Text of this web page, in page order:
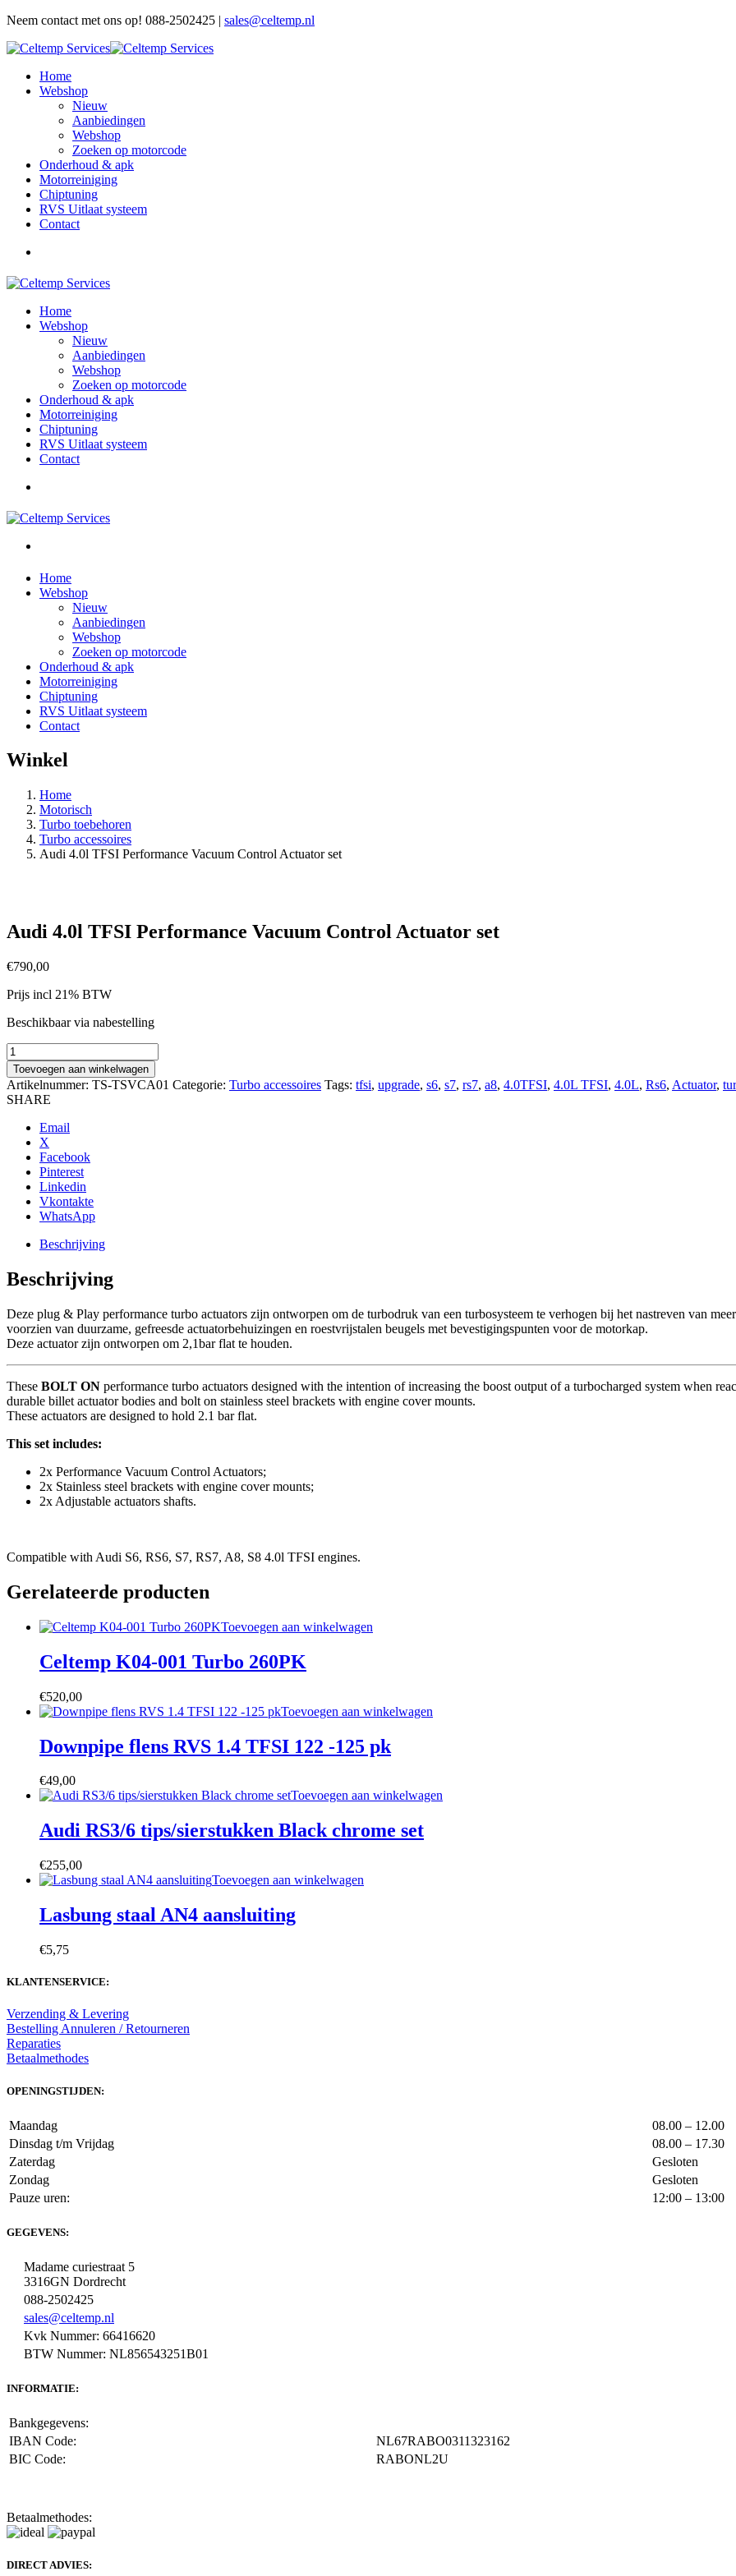
Neem contact met ons op! 088-2502425 | sales@celtemp.nl
Home
Webshop
Nieuw
Aanbiedingen
Webshop
Zoeken op motorcode
Onderhoud & apk
Motorreiniging
Chiptuning
RVS Uitlaat systeem
Contact
Home
Webshop
Nieuw
Aanbiedingen
Webshop
Zoeken op motorcode
Onderhoud & apk
Motorreiniging
Chiptuning
RVS Uitlaat systeem
Contact
Home
Webshop
Nieuw
Aanbiedingen
Webshop
Zoeken op motorcode
Onderhoud & apk
Motorreiniging
Chiptuning
RVS Uitlaat systeem
Contact
Winkel
Home
Motorisch
Turbo toebehoren
Turbo accessoires
Audi 4.0l TFSI Performance Vacuum Control Actuator set
Audi 4.0l TFSI Performance Vacuum Control Actuator set
€790,00
Prijs incl 21% BTW
Beschikbaar via nabestelling
Audi
4.0l
TFSI
Performance
Vacuum
Control
Actuator
aantal
Toevoegen aan winkelwagen
Artikelnummer: TS-TSVCA01 Categorie: Turbo accessoires Tags: tfsi, upgrade, s6, s7, rs7, a8, 4.0TFSI, 4.0L TFSI, 4.0L, Rs6, Actuator,
SHARE
Email
X
Facebook
Pinterest
Linkedin
Vkontakte
WhatsApp
Beschrijving
Beschrijving
Deze plug & Play performance turbo actuators zijn ontworpen om de turbodruk van een turbosysteem te verhogen bij het nastreven van
voorzien van duurzame, gefreesde actuatorbehuizingen en roestvrijstalen beugels met bevestigingspunten voor de motorkap.
Deze actuator zijn ontworpen om 2,1bar flat te houden.
These BOLT ON performance turbo actuators designed with the intention of increasing the boost output of a turbocharged system when
durable billet actuator bodies and bolt on stainless steel brackets with engine cover mounts.
These actuators are designed to hold 2.1 bar flat.
This set includes:
2x Performance Vacuum Control Actuators;
2x Stainless steel brackets with engine cover mounts;
2x Adjustable actuators shafts.
Compatible with Audi S6, RS6, S7, RS7, A8, S8 4.0l TFSI engines.
Gerelateerde producten
Toevoegen aan winkelwagen
Celtemp K04-001 Turbo 260PK
€520,00
Toevoegen aan winkelwagen
Downpipe flens RVS 1.4 TFSI 122 -125 pk
€49,00
Toevoegen aan winkelwagen
Audi RS3/6 tips/sierstukken Black chrome set
€255,00
Toevoegen aan winkelwagen
Lasbung staal AN4 aansluiting
€5,75
KLANTENSERVICE:
Verzending & Levering
Bestelling Annuleren / Retourneren
Reparaties
Betaalmethodes
OPENINGSTIJDEN:
Maandag
08.00 – 12.00
Dinsdag t/m Vrijdag
08.00 – 17.30
Zaterdag
Gesloten
Zondag
Gesloten
Pauze uren:
12:00 – 13:00
GEGEVENS:
Madame curiestraat 5
3316GN Dordrecht
088-2502425
sales@celtemp.nl
Kvk Nummer: 66416620
BTW Nummer: NL856543251B01
INFORMATIE:
Bankgegevens:
IBAN Code:
NL67RABO0311323162
BIC Code:
RABONL2U
Betaalmethodes:
DIRECT ADVIES: